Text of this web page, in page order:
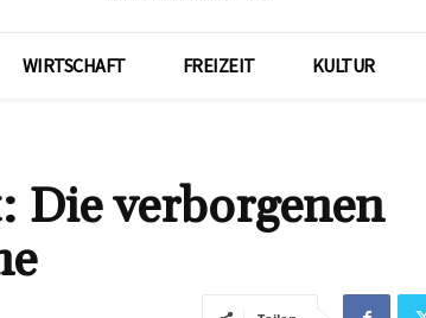
WIRTSCHAFT FREIZEIT KULTUR
verborgenen